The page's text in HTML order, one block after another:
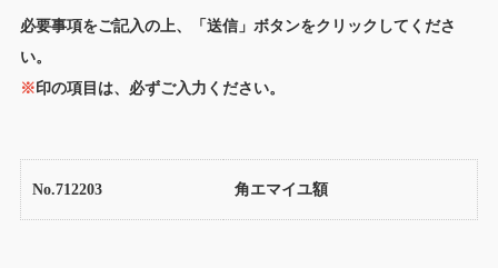
必要事項をご記入の上、「送信」ボタンをクリックしてくださ
い。
※印の項目は、必ずご入力ください。
No.712203 角エマイユ額